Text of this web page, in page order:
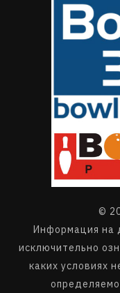
©
Информация на
исключительно
каких условиях